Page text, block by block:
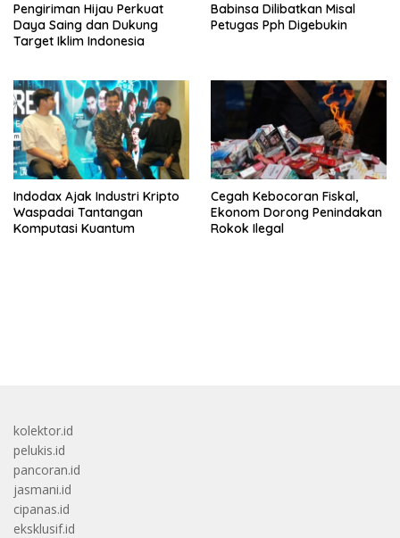
Pengiriman Hijau Perkuat
Daya Saing dan Dukung
Target Iklim Indonesia
Babinsa Dilibatkan Misal
Petugas Pph Digebukin
Indodax Ajak Industri Kripto
Waspadai Tantangan
Komputasi Kuantum
Cegah Kebocoran Fiskal,
Ekonom Dorong Penindakan
Rokok Ilegal
kolektor.id
pelukis.id
pancoran.id
jasmani.id
cipanas.id
eksklusif.id